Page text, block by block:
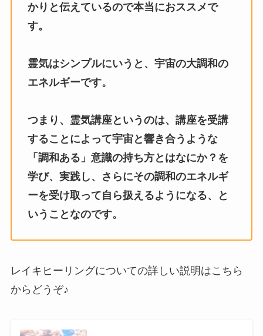
かりと伝えているので本当におススメで
す。
霊気はシンプルにいうと、宇宙の大調和の
エネルギーです。
つまり、霊気講座というのは、講座を受講
することによって宇宙と響き合うような
「調和ある」意識の持ち方とはなにか？を
学び、実践し、さらにその調和のエネルギ
ーを受け取って自ら扱えるようになる、と
いうことなのです。
レイキヒーリングについての詳しい説明はこちら
からどうぞ♪